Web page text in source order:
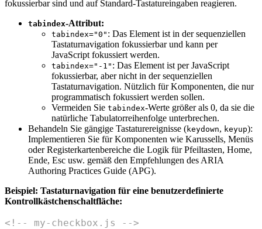
fokussierbar sind und auf Standard-Tastatureingaben reagieren.
tabindex-Attribut:
tabindex="0" : Das Element ist in der sequenziellen
Tastaturnavigation fokussierbar und kann per
JavaScript fokussiert werden.
tabindex="-1" : Das Element ist per JavaScript
fokussierbar, aber nicht in der sequenziellen
Tastaturnavigation. Nützlich für Komponenten, die nur
programmatisch fokussiert werden sollen.
Vermeiden Sie tabindex-Werte größer als 0, da sie die
natürliche Tabulatorreihenfolge unterbrechen.
Behandeln Sie gängige Tastaturereignisse (keydown, keyup):
Implementieren Sie für Komponenten wie Karussells, Menüs
oder Registerkartenbereiche die Logik für Pfeiltasten, Home,
Ende, Esc usw. gemäß den Empfehlungen des ARIA
Authoring Practices Guide (APG).
Beispiel: Tastaturnavigation für eine benutzerdefinierte
Kontrollkästchenschaltfläche:
<!-- my-checkbox.js -->